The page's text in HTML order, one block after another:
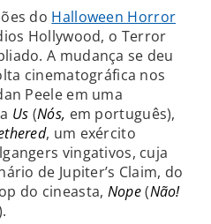
do Halloween Horror
Hollywood, o Terror
A mudança se deu
cinematográfica nos
Peele em uma
Us (Nós, em português),
, um exército
vingativos, cuja
de Jupiter’s Claim, do
do cineasta, Nope(Não!